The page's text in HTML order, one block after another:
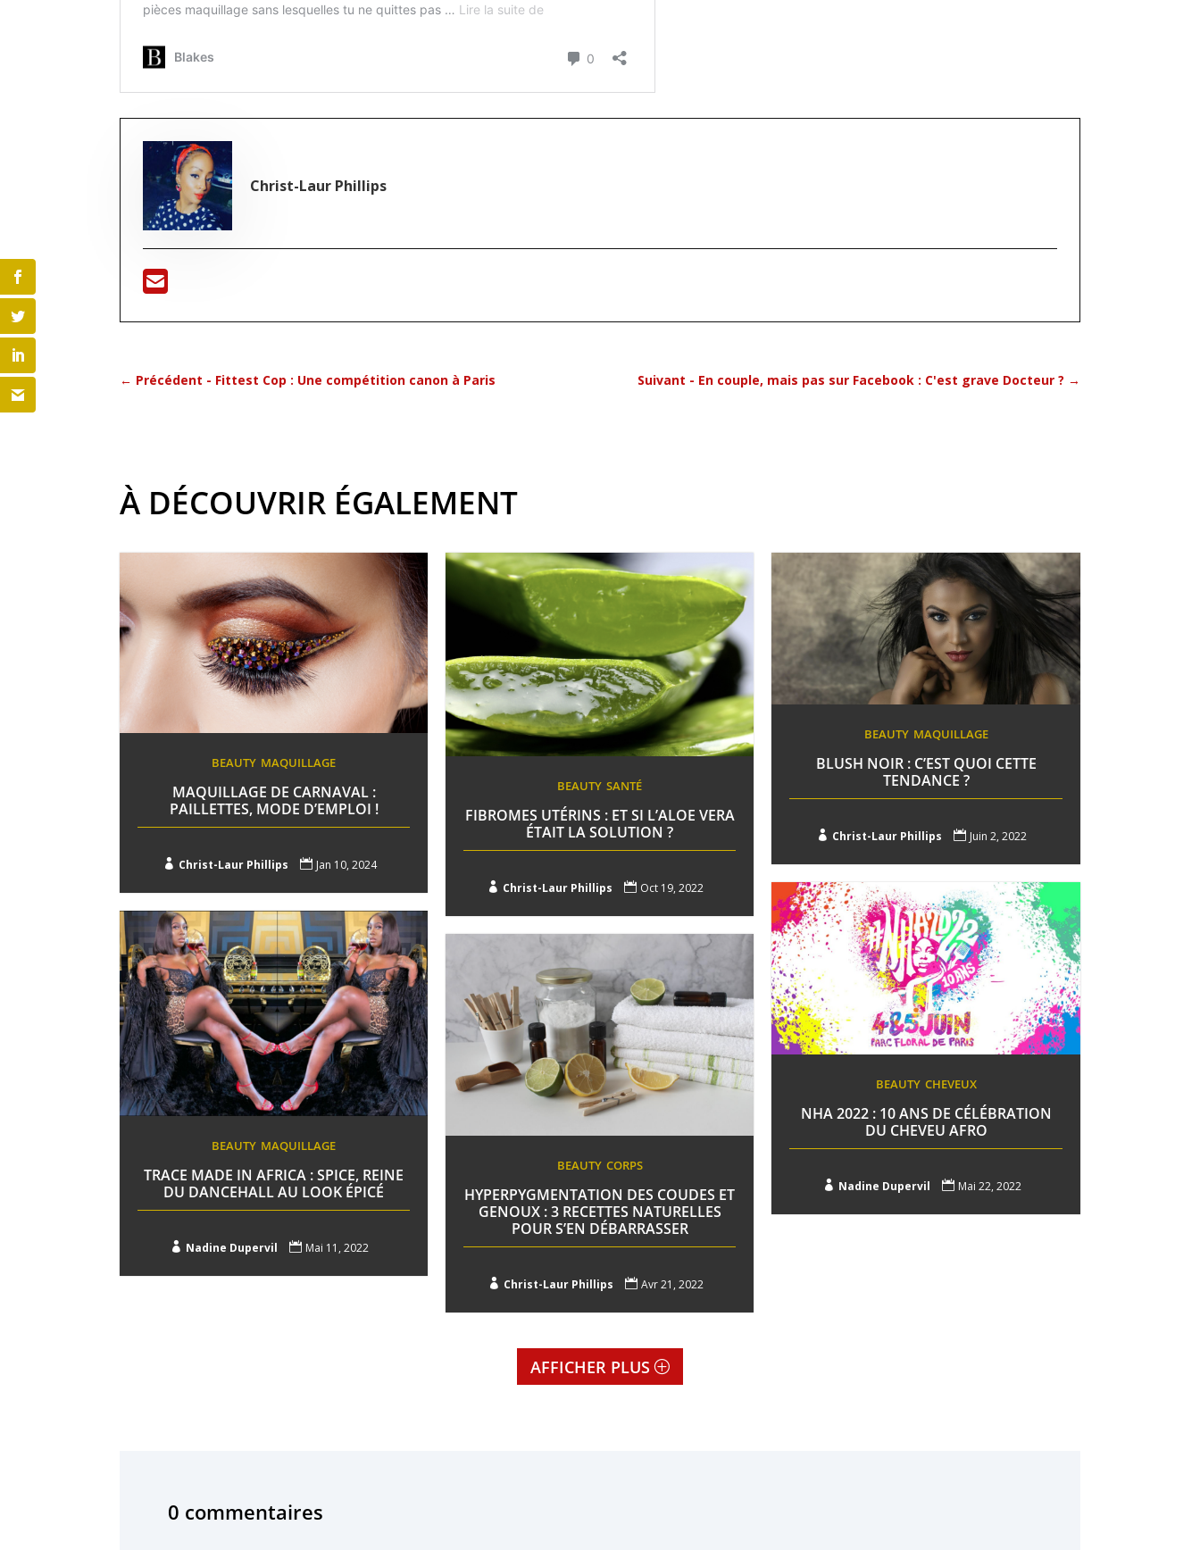
Christ-Laur Phillips
← Précédent - Fittest Cop : Une compétition canon à Paris Suivant - En couple, mais pas sur Facebook : C'est grave Docteur ? →
À DÉCOUVRIR ÉGALEMENT
BEAUTY MAQUILLAGE
MAQUILLAGE DE CARNAVAL :
PAILLETTES, MODE D’EMPLOI !
 Christ-Laur Phillips  Jan 10, 2024
BEAUTY SANTÉ
FIBROMES UTÉRINS : ET SI L’ALOE VERA
ÉTAIT LA SOLUTION ?
 Christ-Laur Phillips  Oct 19, 2022
BEAUTY MAQUILLAGE
BLUSH NOIR : C’EST QUOI CETTE
TENDANCE ?
 Christ-Laur Phillips  Juin 2, 2022
BEAUTY CHEVEUX
NHA 2022 : 10 ANS DE CÉLÉBRATION
DU CHEVEU AFRO
 Nadine Dupervil  Mai 22, 2022
BEAUTY MAQUILLAGE
TRACE MADE IN AFRICA : SPICE, REINE
DU DANCEHALL AU LOOK ÉPICÉ
 Nadine Dupervil  Mai 11, 2022
BEAUTY CORPS
HYPERPYGMENTATION DES COUDES ET
GENOUX : 3 RECETTES NATURELLES
POUR S’EN DÉBARRASSER
 Christ-Laur Phillips  Avr 21, 2022
AFFICHER PLUS
0 commentaires